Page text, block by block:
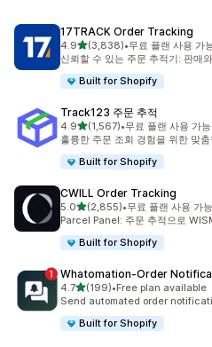
17TRACK Order Tracking
4.9별 5개 중
(3,838)
총 리뷰 3838개
•무료 플랜 사용 가
신뢰할 수 있는 주문 추적기: 판매
Built for Shopify
Track123 주문 추적
4.9별 5개 중
(1,567)
총 리뷰 1567개
•무료 플랜 사용 가능
훌륭한 주문 조회 경험을 위한 맞
Built for Shopify
CWILL Order Tracking
5.0별 5개 중
(2,855)
총 리뷰 2855개
•무료 플랜 사용 가능
Parcel Panel: 주문 추적으로
Built for Shopify
Whatomation‑Order
4.7별 5개 중
(199)
총 리뷰 199개
•Free plan available
Send automated order
Built for Shopify